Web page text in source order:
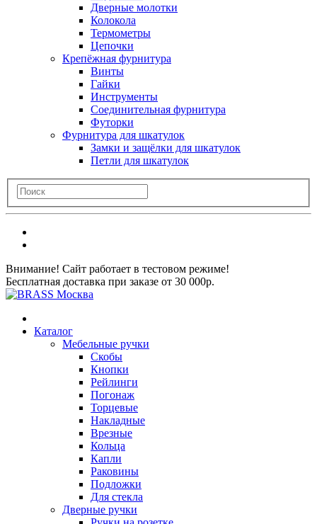
Дверные молотки
Колокола
Термометры
Цепочки
Крепёжная фурнитура
Винты
Гайки
Инструменты
Соединительная фурнитура
Футорки
Фурнитура для шкатулок
Замки и защёлки для шкатулок
Петли для шкатулок
Внимание! Сайт работает в тестовом режиме!
Бесплатная доставка при заказе от 30 000р.
Каталог
Мебельные ручки
Скобы
Кнопки
Рейлинги
Погонаж
Торцевые
Накладные
Врезные
Кольца
Капли
Раковины
Подложки
Для стекла
Дверные ручки